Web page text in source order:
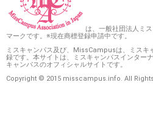
は、一般社団法人ミ
マークです。※現在商標登録申請中です。
ミスキャンパス及び、MissCampusは、ミスキ
録です。本サイトは、ミスキャンパスインター
キャンパスのオフィシャルサイトです。
Copyright © 2015 misscampus.info. All